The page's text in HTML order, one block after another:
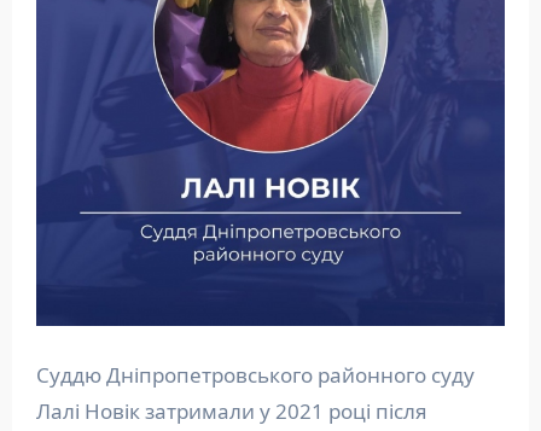
Суддю Дніпропетровського районного суду
Лалі Новік затримали у 2021 році після